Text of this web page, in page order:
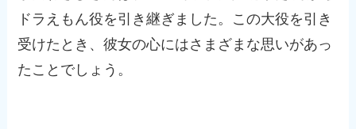
ドラえもん役を引き継ぎました。この大役を引き
受けたとき、彼女の心にはさまざまな思いがあっ
たことでしょう。